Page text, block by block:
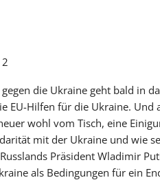
die Ukraine geht bald in
EU-Hilfen für die Ukraine. Und
wohl vom Tisch, eine
mit der Ukraine und wie
Präsident Wladimir
als Bedingungen für ein